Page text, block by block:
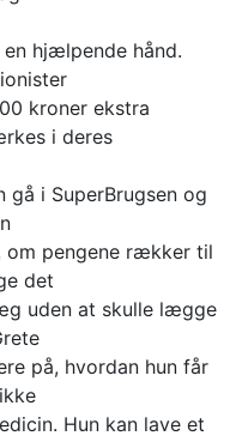
hjælpende hånd.
kroner ekstra
i deres
gå i SuperBrugsen og
pengene rækker til
det
uden at skulle lægge
på, hvordan hun får
Hun kan lave et